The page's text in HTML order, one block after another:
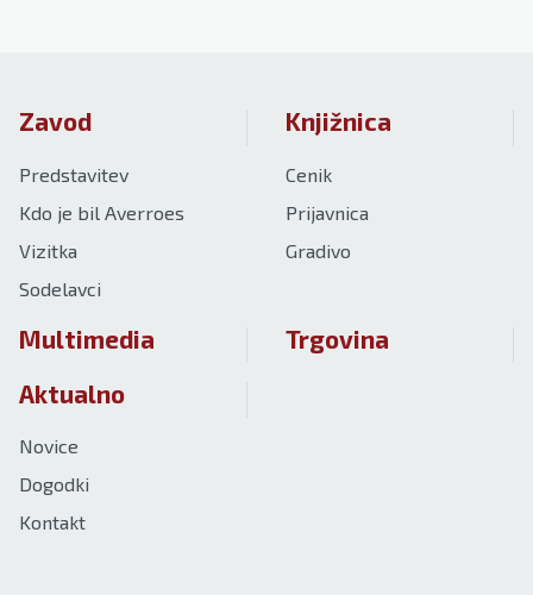
Zavod
Predstavitev
Kdo je bil Averroes
Vizitka
Sodelavci
Knjižnica
Cenik
Prijavnica
Gradivo
Multimedia
Trgovina
Aktualno
Novice
Dogodki
Kontakt